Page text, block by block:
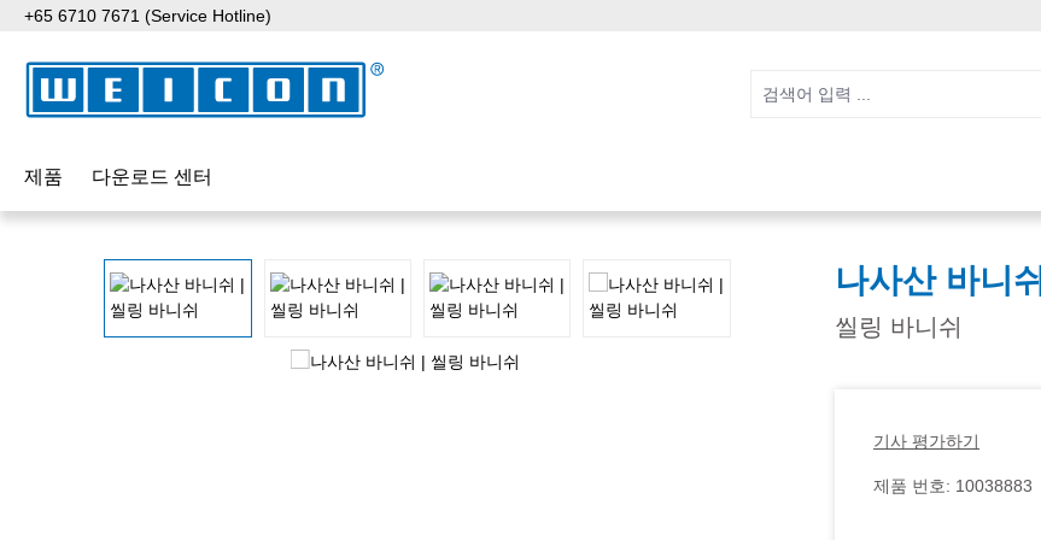
to main content
Skip to search
Skip to main navigation
+65 6710 7671 (Service Hotline)
제품 다운로드 센터
Skip image gallery 나사산 바니쉬
씰링 바니쉬
기사 평가하기
제품 번호: 10038883